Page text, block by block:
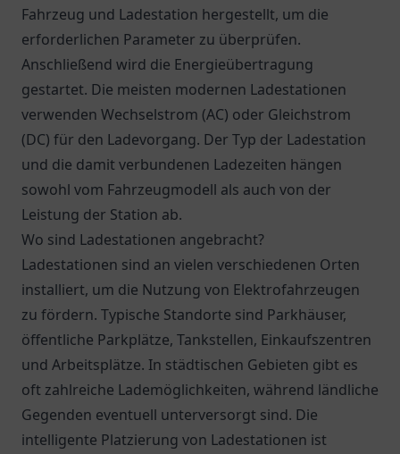
Fahrzeug und Ladestation hergestellt, um die
erforderlichen Parameter zu überprüfen.
Anschließend wird die Energieübertragung
gestartet. Die meisten modernen Ladestationen
verwenden Wechselstrom (AC) oder Gleichstrom
(DC) für den Ladevorgang. Der Typ der Ladestation
und die damit verbundenen Ladezeiten hängen
sowohl vom Fahrzeugmodell als auch von der
Leistung der Station ab.
Wo sind Ladestationen angebracht?
Ladestationen sind an vielen verschiedenen Orten
installiert, um die Nutzung von Elektrofahrzeugen
zu fördern. Typische Standorte sind Parkhäuser,
öffentliche Parkplätze, Tankstellen, Einkaufszentren
und Arbeitsplätze. In städtischen Gebieten gibt es
oft zahlreiche Lademöglichkeiten, während ländliche
Gegenden eventuell unterversorgt sind. Die
intelligente Platzierung von Ladestationen ist